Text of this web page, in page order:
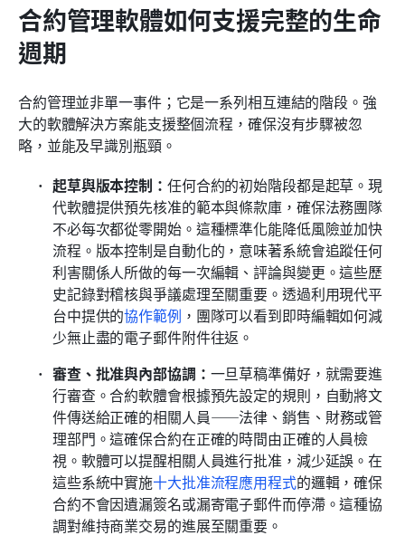
合約管理軟體如何支援完整的生命
週期
合約管理並非單一事件；它是一系列相互連結的階段。強
大的軟體解決方案能支援整個流程，確保沒有步驟被忽
略，並能及早識別瓶頸。
起草與版本控制： 任何合約的初始階段都是起草。現
代軟體提供預先核准的範本與條款庫，確保法務團隊
不必每次都從零開始。這種標準化能降低風險並加快
流程。版本控制是自動化的，意味著系統會追蹤任何
利害關係人所做的每一次編輯、評論與變更。這些歷
史記錄對稽核與爭議處理至關重要。透過利用現代平
台中提供的協作範例 ，團隊可以看到即時編輯如何減
少無止盡的電子郵件附件往返。
審查、批准與內部協調： 一旦草稿準備好，就需要進
行審查。合約軟體會根據預先設定的規則，自動將文
件傳送給正確的相關人員——法律、銷售、財務或管
理部門。這確保合約在正確的時間由正確的人員檢
視。軟體可以提醒相關人員進行批准，減少延誤。在
這些系統中實施十大批准流程應用程式的邏輯，確保
合約不會因遺漏簽名或漏寄電子郵件而停滯。這種協
調對維持商業交易的進展至關重要。